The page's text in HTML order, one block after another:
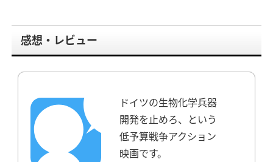
感想・レビュー
ドイツの生物化学兵器
開発を止めろ、という
低予算戦争アクション
映画です。